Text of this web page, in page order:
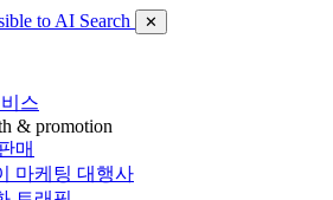
to AI Search ✕
스
& promotion
매
마케팅 대행사